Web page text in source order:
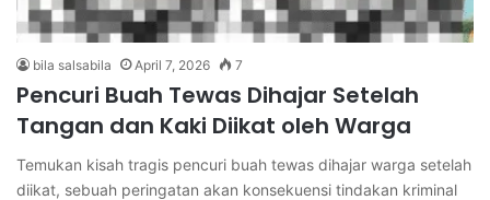
bila salsabila April 7, 2026 7
Pencuri Buah Tewas Dihajar Setelah
Tangan dan Kaki Diikat oleh Warga
Temukan kisah tragis pencuri buah tewas dihajar warga setelah
diikat, sebuah peringatan akan konsekuensi tindakan kriminal